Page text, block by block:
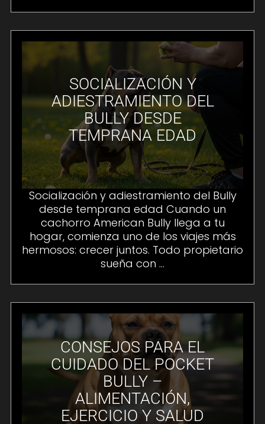
SOCIALIZACIÓN Y
ADIESTRAMIENTO DEL
BULLY DESDE
TEMPRANA EDAD
Socialización y adiestramiento del Bully
desde temprana edad Cuando un
cachorro American Bully llega a tu
hogar, comienza uno de los viajes más
hermosos: crecer juntos. Todo propietario
sueña con ...
CONSEJOS PARA EL
CUIDADO DEL POCKET
BULLY –
ALIMENTACIÓN,
EJERCICIO Y SALUD